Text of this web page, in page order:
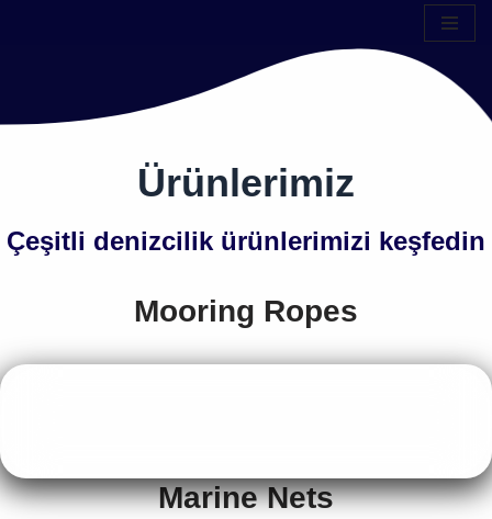
Ürünlerimiz
Çeşitli denizcilik ürünlerimizi keşfedin
Mooring Ropes
Marine Nets